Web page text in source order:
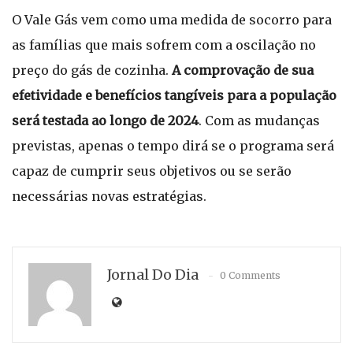
O Vale Gás vem como uma medida de socorro para
as famílias que mais sofrem com a oscilação no
preço do gás de cozinha.A comprovação de sua
efetividade e benefícios tangíveis para a população
será testada ao longo de 2024. Com as mudanças
previstas, apenas o tempo dirá se o programa será
capaz de cumprir seus objetivos ou se serão
necessárias novas estratégias.
Jornal Do Dia 0 Comments